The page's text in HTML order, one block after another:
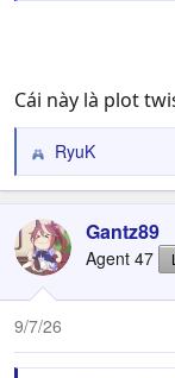
Cái này là plot
R
e
c
t
i
o
n
s
:
RyuK
Gantz89
Agent 47
9/7/26